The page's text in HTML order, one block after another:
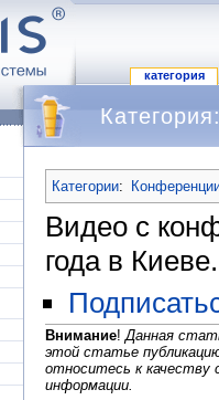
категория
Категории:
Видео с
года в Киеве.
Внимание!Данная
этой статье
относитесь к качеству
информации.